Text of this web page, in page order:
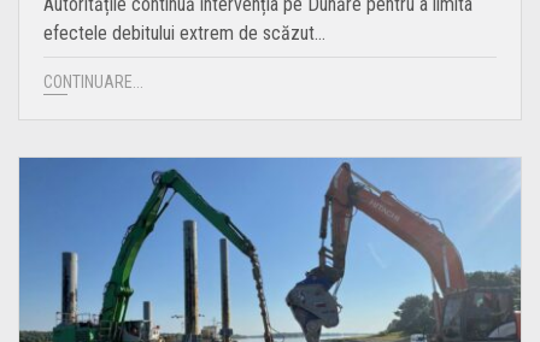
efectele debitului extrem de scăzut…
CONTINUARE...